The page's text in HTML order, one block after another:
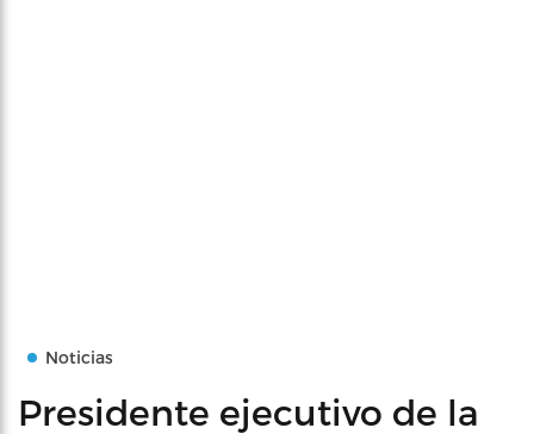
Noticias
Presidente ejecutivo de la